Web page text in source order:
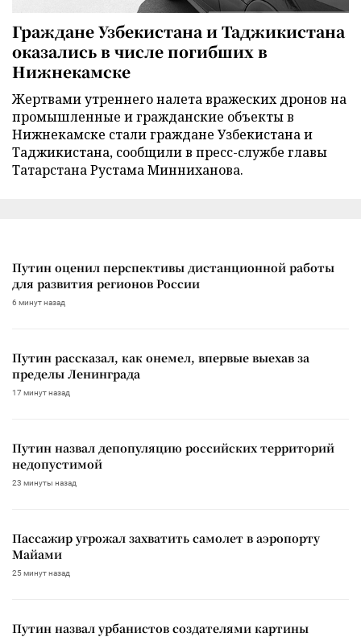
Граждане Узбекистана и Таджикистана
оказались в числе погибших в
Нижнекамске
Жертвами утреннего налета вражеских дронов на
промышленные и гражданские объекты в
Нижнекамске стали граждане Узбекистана и
Таджикистана, сообщили в пресс-службе главы
Татарстана Рустама Минниханова.
Путин оценил перспективы дистанционной работы
для развития регионов России
6 минут назад
Путин рассказал, как онемел, впервые выехав за
пределы Ленинграда
17 минут назад
Путин назвал депопуляцию российских территорий
недопустимой
23 минуты назад
Пассажир угрожал захватить самолет в аэропорту
Майами
25 минут назад
Путин назвал урбанистов создателями картины